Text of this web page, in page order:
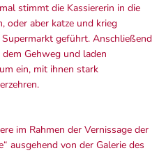
stimmt die Kassiererin in die
oder aber katze und krieg
geführt. Anschließend
Gehweg und laden
ein, mit ihnen stark
im Rahmen der Vernissage der
ausgehend von der Galerie des